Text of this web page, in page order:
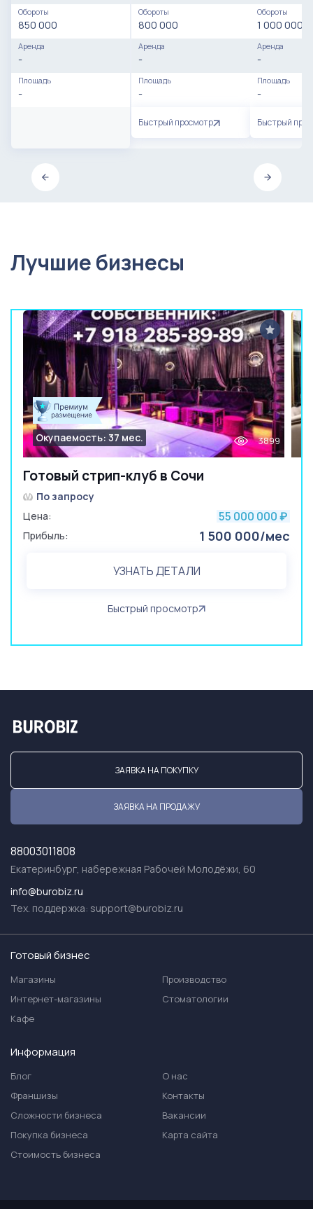
Обороты
850 000
Аренда
-
Площадь
-
Обороты
800 000
Аренда
-
Площадь
-
Быстрый просмотр
Обороты
1 000 000
Аренда
-
Площадь
-
Быстрый
Лучшие бизнесы
Готовый стрип-клуб в Сочи
Окупаемость: 37 мес. 3899
По запросу
Цена:
55 000 000 ₽
Прибыль: 1 500 000/мес
УЗНАТЬ ДЕТАЛИ
Быстрый просмотр
ЗАЯВКА НА ПОКУПКУ
ЗАЯВКА НА ПРОДАЖУ
88003011808
Екатеринбург, набережная Рабочей Молодёжи, 60
info@burobiz.ru
Тех. поддержка: support@burobiz.ru
Готовый бизнес
Магазины
Интернет-магазины
Кафе
Производство
Стоматологии
Информация
Блог
Франшизы
Сложности бизнеса
Покупка бизнеса
Стоимость бизнеса
О нас
Контакты
Вакансии
Карта сайта